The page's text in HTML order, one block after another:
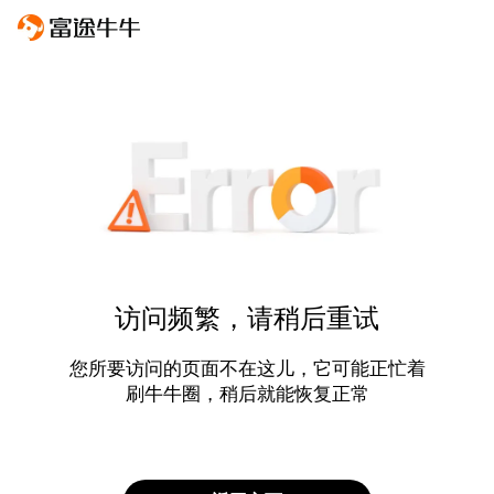
访问频繁，请稍后重试
您所要访问的页面不在这儿，它可能正忙着
刷牛牛圈，稍后就能恢复正常